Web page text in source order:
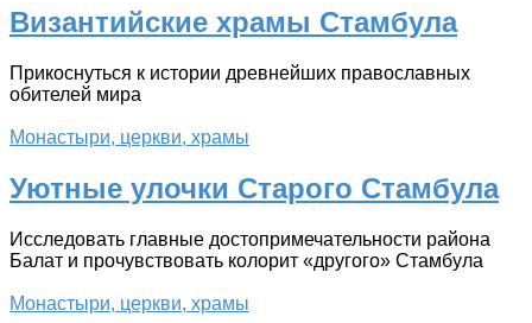
Византийские храмы Стамбула
Прикоснуться к истории древнейших православных
обителей мира
Монастыри, церкви, храмы
Уютные улочки Старого Стамбула
Исследовать главные достопримечательности района
Балат и прочувствовать колорит «другого» Стамбула
Монастыри, церкви, храмы